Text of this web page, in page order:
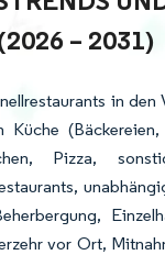
– 2031)
in den
(Bäckereien,
Pizza,
vor Ort,